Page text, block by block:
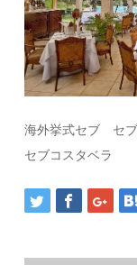
海外挙式セブ セ
セブコスタベラ